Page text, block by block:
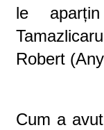
le
Robert
Cum a